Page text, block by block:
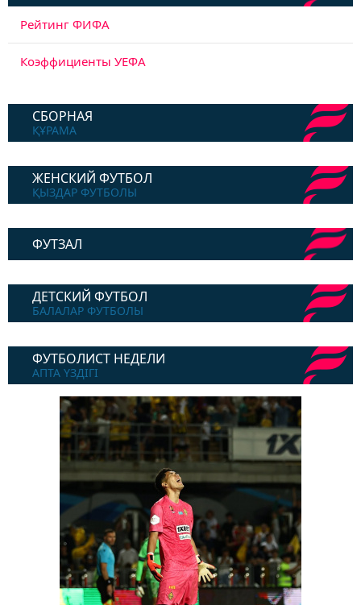
Рейтинг ФИФА
Коэффициенты УЕФА
СБОРНАЯ
ҚҰРАМА
ЖЕНСКИЙ ФУТБОЛ
ҚЫЗДАР ФУТБОЛЫ
ФУТЗАЛ
ДЕТСКИЙ ФУТБОЛ
БАЛАЛАР ФУТБОЛЫ
ФУТБОЛИСТ НЕДЕЛИ
АПТА ҮЗДІГІ